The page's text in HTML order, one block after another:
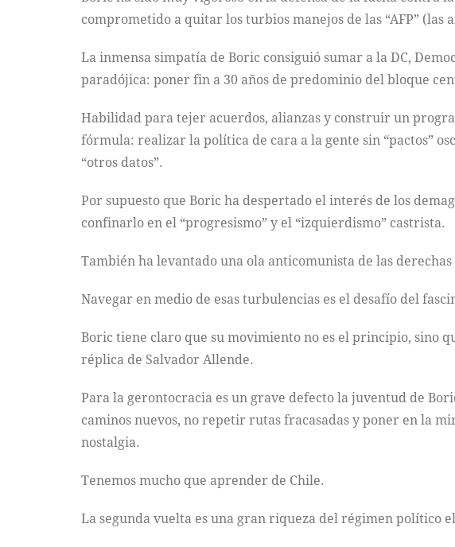
comprometido a quitar los turbios manejos de las “AFP” (las
La inmensa simpatía de Boric consiguió sumar a la DC,
paradójica: poner fin a 30 años de predominio del bloque
Habilidad para tejer acuerdos, alianzas y construir un
fórmula: realizar la política de cara a la gente sin “pactos”
“otros datos”.
Por supuesto que Boric ha despertado el interés de los
confinarlo en el “progresismo” y el “izquierdismo” castrista.
También ha levantado una ola anticomunista de las
Navegar en medio de esas turbulencias es el desafío del
Boric tiene claro que su movimiento no es el principio, sino
réplica de Salvador Allende.
Para la gerontocracia es un grave defecto la juventud de
caminos nuevos, no repetir rutas fracasadas y poner en la
nostalgia.
Tenemos mucho que aprender de Chile.
La segunda vuelta es una gran riqueza del régimen político